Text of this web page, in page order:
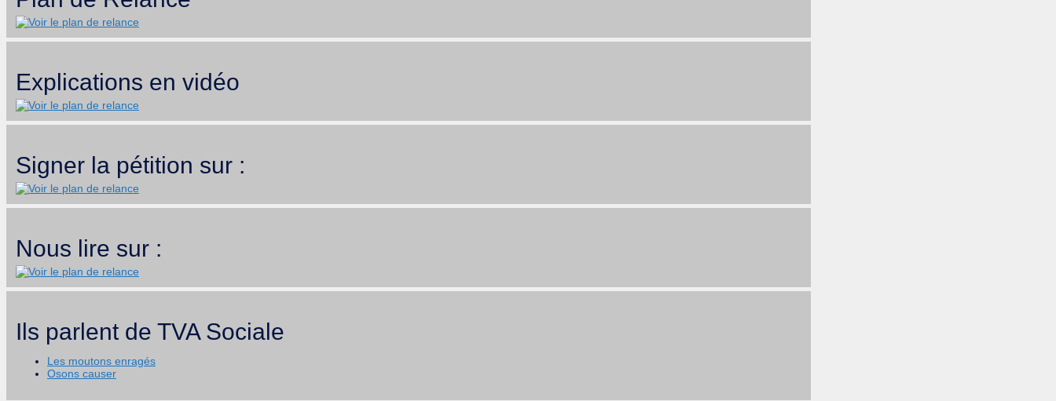
Explications en vidéo
Signer la pétition sur :
Nous lire sur :
Ils parlent de TVA Sociale
Les moutons enragés
Osons causer